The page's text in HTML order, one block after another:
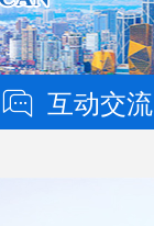
互动交流